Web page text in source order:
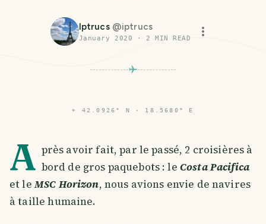
Iptrucs @iptrucs
January 2020 · 2 MIN READ
⌖ 42.0926° N · 18.5680° E
A près avoir fait, par le passé, 2 croisières à
bord de gros paquebots : le Costa Pacifica
et leMSC Horizon, nous avions envie de navires
à taille humaine.